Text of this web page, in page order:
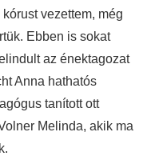
vezettem, még
Ebben is sokat
az énektagozat
Anna hathatós
tanított ott
Melinda, akik ma